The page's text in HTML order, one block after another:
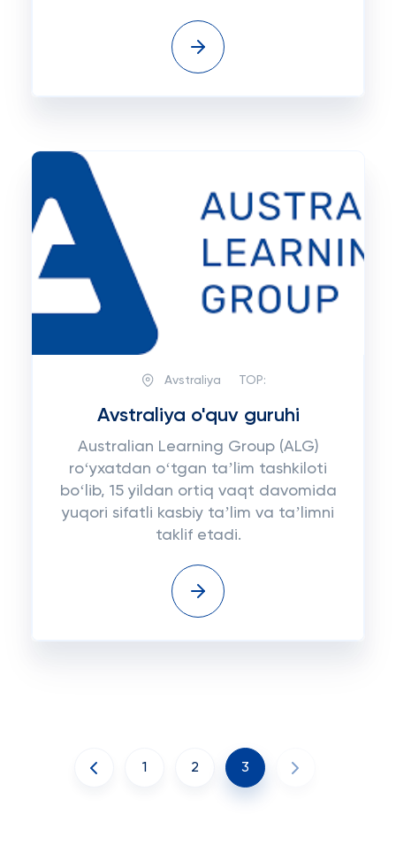
Avstraliya TOP:
Avstraliya o'quv guruhi
Australian Learning Group (ALG)
roʻyxatdan oʻtgan taʼlim tashkiloti
boʻlib, 15 yildan ortiq vaqt davomida
yuqori sifatli kasbiy taʼlim va taʼlimni
taklif etadi.
1 2 3